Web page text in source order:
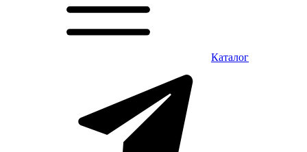
Каталог